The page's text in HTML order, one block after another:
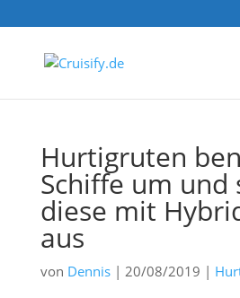
Hurtigruten
Schiffe um
diese mit
aus
von Dennis| 20/08/2019 |